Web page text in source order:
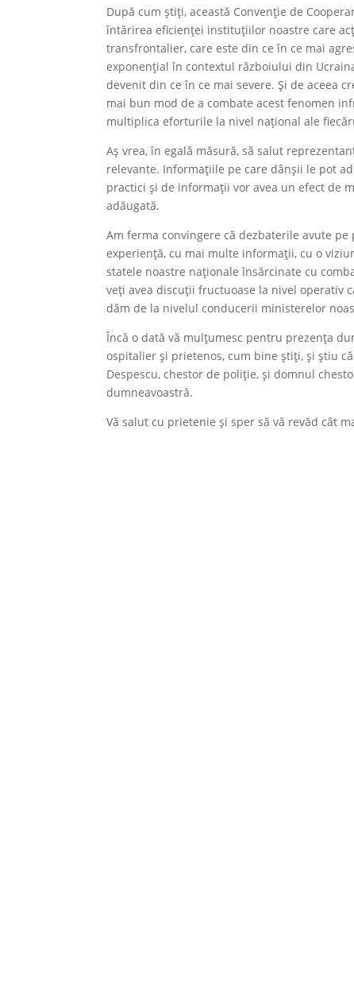
După cum știți, această Convenție de
întărirea eficienței instituțiilor noastre care
transfrontalier, care este din ce în ce mai
exponențial în contextul războiului din
devenit din ce în ce mai severe. Și de aceea
mai bun mod de a combate acest fenomen
multiplica eforturile la nivel național ale
Aș vrea, în egală măsură, să salut
relevante. Informațiile pe care dânșii le pot
practici și de informații vor avea un efect de
adăugată.
Am ferma convingere că dezbaterile avute
experiență, cu mai multe informații, cu o
statele noastre naționale însărcinate cu
veți avea discuții fructuoase la nivel operativ
dăm de la nivelul conducerii ministerelor
Încă o dată vă mulțumesc pentru prezența
ospitalier și prietenos, cum bine știți, și știu
Despescu, chestor de poliție, și domnul
dumneavoastră.
Vă salut cu prietenie și sper să vă revăd cât